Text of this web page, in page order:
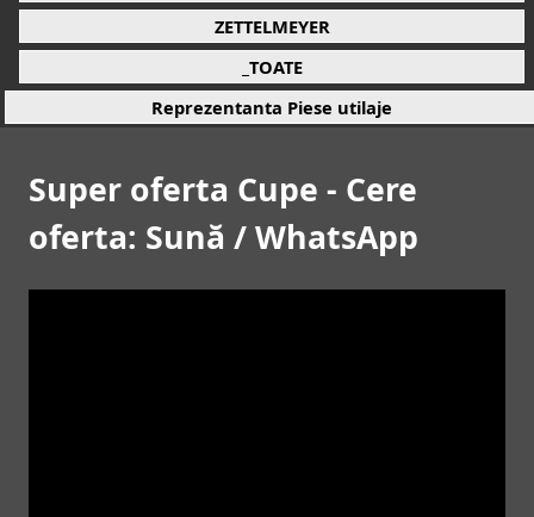
ZETTELMEYER
_TOATE
Reprezentanta Piese utilaje
Super oferta Cupe - Cere
oferta: Sună / WhatsApp